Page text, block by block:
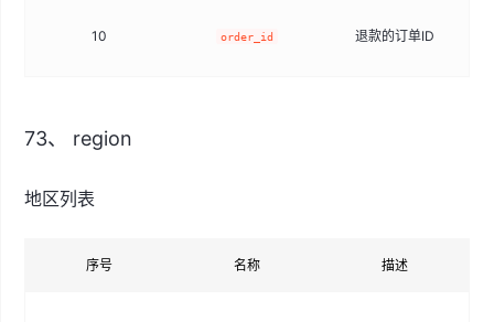
10 order_id 退款的订单ID
73、 region
地区列表
序号 名称 描述